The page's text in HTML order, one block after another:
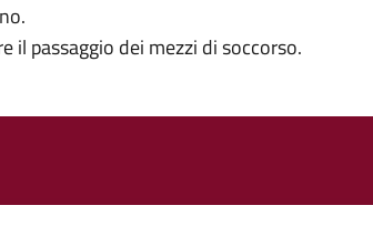
il passaggio dei mezzi di soccorso.